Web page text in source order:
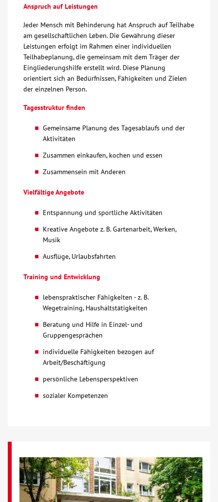
Suche
Kontakt
AWO BB Süd
Anspruch auf Leistungen
Jeder Mensch mit Behinderung hat Anspruch auf Teilhabe
am gesellschaftlichen Leben. Die Gewährung dieser
Leistungen erfolgt im Rahmen einer individuellen
Teilhabeplanung, die gemeinsam mit dem Träger der
Eingliederungshilfe erstellt wird. Diese Planung
orientiert sich an Bedürfnissen, Fähigkeiten und Zielen
der einzelnen Person.
Tagesstruktur finden
Gemeinsame Planung des Tagesablaufs und der
Aktivitäten
Zusammen einkaufen, kochen und essen
Zusammensein mit Anderen
Vielfältige Angebote
Entspannung und sportliche Aktivitäten
Kreative Angebote z. B. Gartenarbeit, Werken,
Musik
Ausflüge, Urlaubsfahrten
Training und Entwicklung
lebenspraktischer Fähigkeiten - z. B.
Wegetraining, Haushaltstätigkeiten
Beratung und Hilfe in Einzel- und
Gruppengesprächen
individuelle Fähigkeiten bezogen auf
Arbeit/Beschäftigung
persönliche Lebensperspektiven
sozialer Kompetenzen